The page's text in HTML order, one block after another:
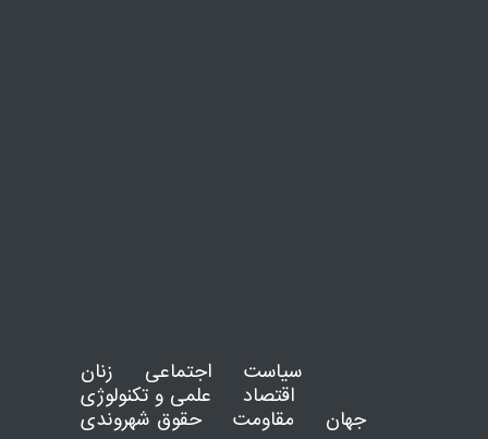
زنان اجتماعی
سیاست
علمی و تکنولوژی
اقتصاد
حقوق شهروندی
مقاومت جهان